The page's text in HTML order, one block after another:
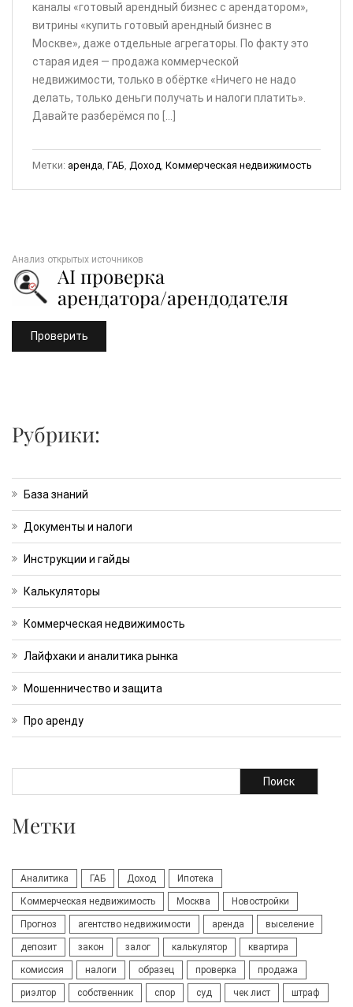
каналы «готовый арендный бизнес с арендатором»,
витрины «купить готовый арендный бизнес в
Москве», даже отдельные агрегаторы. По факту это
старая идея — продажа коммерческой
недвижимости, только в обёртке «Ничего не надо
делать, только деньги получать и налоги платить».
Давайте разберёмся по […]
Метки: аренда ГАБ Доход Коммерческая недвижимость
Анализ открытых источников
AI проверка
арендатора/арендодателя
Проверить
Рубрики:
База знаний
Документы и налоги
Инструкции и гайды
Калькуляторы
Коммерческая недвижимость
Лайфхаки и аналитика рынка
Мошенничество и защита
Про аренду
Поиск
Метки
Аналитика ГАБ Доход Ипотека
Коммерческая недвижимость Москва Новостройки
Прогноз агентство недвижимости аренда выселение
депозит закон залог калькулятор квартира
комиссия налоги образец проверка продажа
риэлтор собственник спор суд чек лист штраф